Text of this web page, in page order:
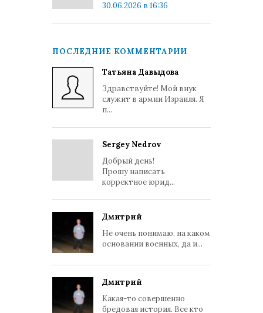
30.06.2026 в 16:36
ПОСЛЕДНИЕ КОММЕНТАРИИ
Татьяна Давыдова
Здравствуйте! Мой внук
служит в армии Израиля. Я
п...
Sergey Nedrov
Добрый день!
Прошу написать
корректное юрид...
Дмитрий
Не очень понимаю, на каком
основании военных, да и...
Дмитрий
Какая-то совершенно
бредовая история. Все кто